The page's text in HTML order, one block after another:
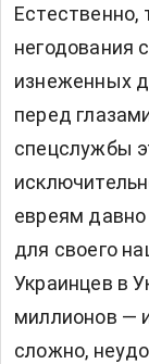
Естественно,
негодования
изнеженных
перед
спецслужбы
евреям
для своего
Украинцев в
миллионов —
сложно,